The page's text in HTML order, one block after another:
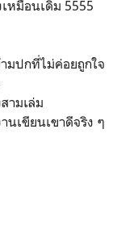
หมือนเดิม 5555
มปกที่ไม่ค่อยถูกใจ
ามเล่ม
นเขียนเขาดีจริง ๆ